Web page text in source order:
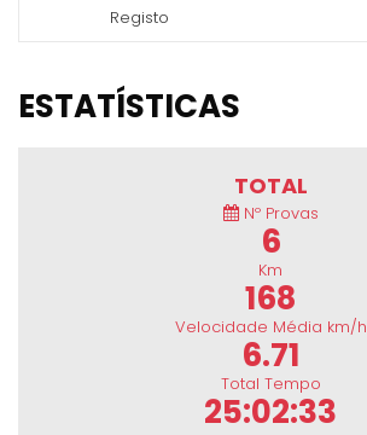
Registo
ESTATÍSTICAS
TOTAL
Nº Provas
6
Km
168
Velocidade Média km/h
6.71
Total Tempo
25:02:33